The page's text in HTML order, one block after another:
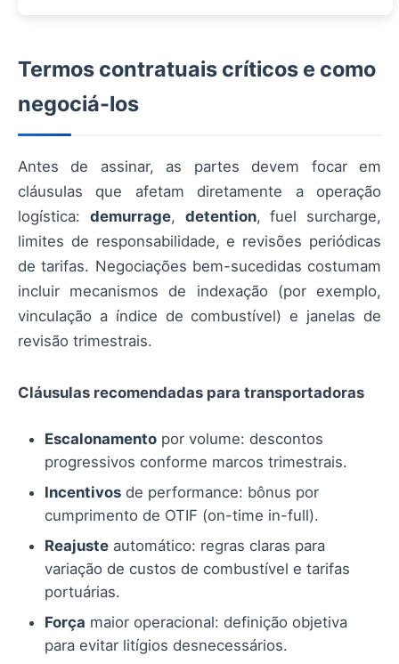
Termos contratuais críticos e como
negociá-los
Antes de assinar, as partes devem focar em
cláusulas que afetam diretamente a operação
logística: demurrage, detention, fuel surcharge,
limites de responsabilidade, e revisões periódicas
de tarifas. Negociações bem-sucedidas costumam
incluir mecanismos de indexação (por exemplo,
vinculação a índice de combustível) e janelas de
revisão trimestrais.
Cláusulas recomendadas para transportadoras
Escalonamento por volume: descontos
progressivos conforme marcos trimestrais.
Incentivos de performance: bônus por
cumprimento de OTIF (on-time in-full).
Reajuste automático: regras claras para
variação de custos de combustível e tarifas
portuárias.
Força maior operacional: definição objetiva
para evitar litígios desnecessários.